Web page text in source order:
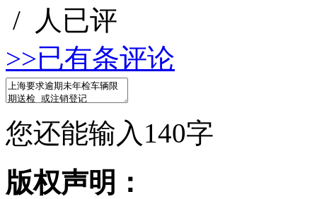
/
人已评
>>已有条评论
您还能输入 140字
版权声明：